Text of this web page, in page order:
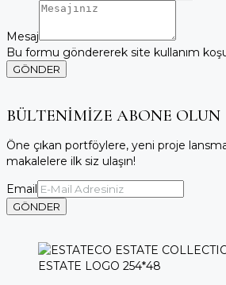
Mesaj
Bu formu göndererek site kullanım
GÖNDER
BÜLTENİMİZE ABONE OLUN
Öne çıkan portföylere, yeni proje
makalelere ilk siz ulaşın!
Email
GÖNDER